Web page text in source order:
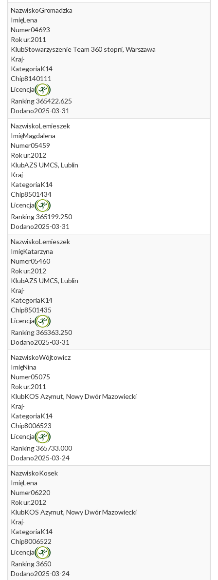
NazwiskoGromadzka
ImięLena
Numer04693
Rok ur.2011
KlubStowarzyszenie Team 360 stopni, Warszawa
Kraj-
KategoriaK14
Chip8140111
Licencja
Ranking 365422.625
Dodano2025-03-31
NazwiskoLemieszek
ImięMagdalena
Numer05459
Rok ur.2012
KlubAZS UMCS, Lublin
Kraj-
KategoriaK14
Chip8501434
Licencja
Ranking 365199.250
Dodano2025-03-31
NazwiskoLemieszek
ImięKatarzyna
Numer05460
Rok ur.2012
KlubAZS UMCS, Lublin
Kraj-
KategoriaK14
Chip8501435
Licencja
Ranking 365363.250
Dodano2025-03-31
NazwiskoWójtowicz
ImięNina
Numer05075
Rok ur.2011
KlubKOS Azymut, Nowy Dwór Mazowiecki
Kraj-
KategoriaK14
Chip8006523
Licencja
Ranking 365733.000
Dodano2025-03-24
NazwiskoKosek
ImięLena
Numer06220
Rok ur.2012
KlubKOS Azymut, Nowy Dwór Mazowiecki
Kraj-
KategoriaK14
Chip8006522
Licencja
Ranking 3650
Dodano2025-03-24